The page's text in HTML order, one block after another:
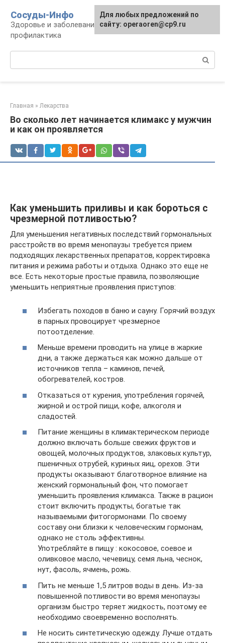
контенту
Сосуды-Инфо
Здоровье и заболевания сосудов и сердца,
профилактика
Главная » Лекарства
Во сколько лет начинается климакс у мужчин
и как он проявляется
Как уменьшить приливы и как бороться с
чрезмерной потливостью?
Для уменьшения негативных последствий гормональных
расстройств во время менопаузы требуется прием
подходящих лекарственных препаратов, корректировка
питания и режима работы и отдыха. Однако это еще не
все. Есть некоторые простые правила, позволяющие
уменьшить неприятные проявления приступов:
Избегать походов в баню и сауну. Горячий воздух
в парных провоцирует чрезмерное
потоотделение.
Меньше времени проводить на улице в жаркие
дни, а также держаться как можно дальше от
источников тепла – каминов, печей,
обогревателей, костров.
Отказаться от курения, употребления горячей,
жирной и острой пищи, кофе, алкоголя и
сладостей.
Питание женщины в климактерическом периоде
должно включать больше свежих фруктов и
овощей, молочных продуктов, злаковых культур,
пшеничных отрубей, куриных яиц, орехов. Эти
продукты оказывают благотворное влияние на
женский гормональный фон, что помогает
уменьшить проявления климакса. Также в рацион
стоит включить продукты, богатые так
называемыми фитогормонами. По своему
составу они близки к человеческим гормонам,
однако не столь эффективны.
Употребляйте в пищу : кокосовое, соевое и
оливковое масло, чечевицу, семя льна, чеснок,
нут, фасоль, ячмень, рожь.
Пить не меньше 1,5 литров воды в день. Из-за
повышенной потливости во время менопаузы
организм быстро теряет жидкость, поэтому ее
необходимо своевременно восполнять.
Не носить синтетическую одежду. Лучше отдать
Для любых предложений по
сайту: operaoren@cp9.ru